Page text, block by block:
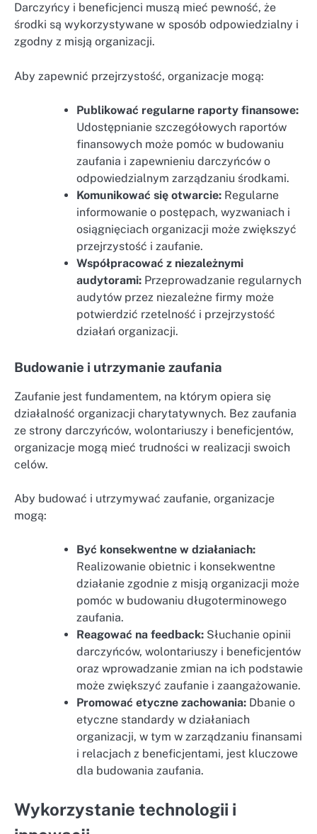
Darczyńcy i beneficjenci muszą mieć pewność, że
środki są wykorzystywane w sposób odpowiedzialny i
zgodny z misją organizacji.
Aby zapewnić przejrzystość, organizacje mogą:
Publikować regularne raporty finansowe:
Udostępnianie szczegółowych raportów
finansowych może pomóc w budowaniu
zaufania i zapewnieniu darczyńców o
odpowiedzialnym zarządzaniu środkami.
Komunikować się otwarcie: Regularne
informowanie o postępach, wyzwaniach i
osiągnięciach organizacji może zwiększyć
przejrzystość i zaufanie.
Współpracować z niezależnymi
audytorami: Przeprowadzanie regularnych
audytów przez niezależne firmy może
potwierdzić rzetelność i przejrzystość
działań organizacji.
Budowanie i utrzymanie zaufania
Zaufanie jest fundamentem, na którym opiera się
działalność organizacji charytatywnych. Bez zaufania
ze strony darczyńców, wolontariuszy i beneficjentów,
organizacje mogą mieć trudności w realizacji swoich
celów.
Aby budować i utrzymywać zaufanie, organizacje
mogą:
Być konsekwentne w działaniach:
Realizowanie obietnic i konsekwentne
działanie zgodnie z misją organizacji może
pomóc w budowaniu długoterminowego
zaufania.
Reagować na feedback: Słuchanie opinii
darczyńców, wolontariuszy i beneficjentów
oraz wprowadzanie zmian na ich podstawie
może zwiększyć zaufanie i zaangażowanie.
Promować etyczne zachowania: Dbanie o
etyczne standardy w działaniach
organizacji, w tym w zarządzaniu finansami
i relacjach z beneficjentami, jest kluczowe
dla budowania zaufania.
Wykorzystanie technologii i